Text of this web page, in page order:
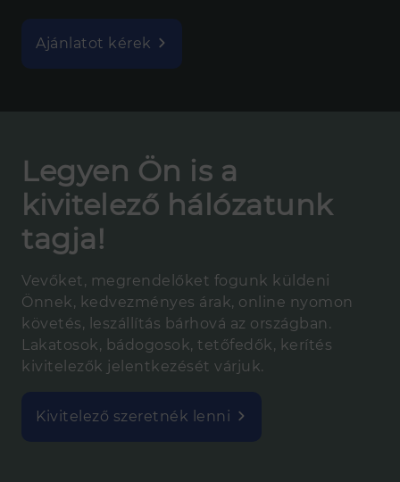
INGYENES SZÍNMINTA
Famintás postaládák
Trapézlemez
Cserepeslemez
Csatorna
Élhajlított elem
C, Z szelemen gyártás
Zártszelvény
Kötőelemek, kiegészítők
tekercslemez és színes acél hasíték
Ajánlatot kérek
Legyen Ön is a
kivitelező hálózatunk
tagja!
Vevőket, megrendelőket fogunk küldeni
Önnek, kedvezményes árak, online nyomon
követés, leszállítás bárhová az országban.
Lakatosok, bádogosok, tetőfedők, kerítés
kivitelezők jelentkezését várjuk.
Kivitelező szeretnék lenni